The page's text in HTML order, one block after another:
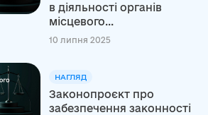
в діяльності органів
місцевого...
10 липня 2025
НАГЛЯД
Законопроєкт про
забезпечення законності